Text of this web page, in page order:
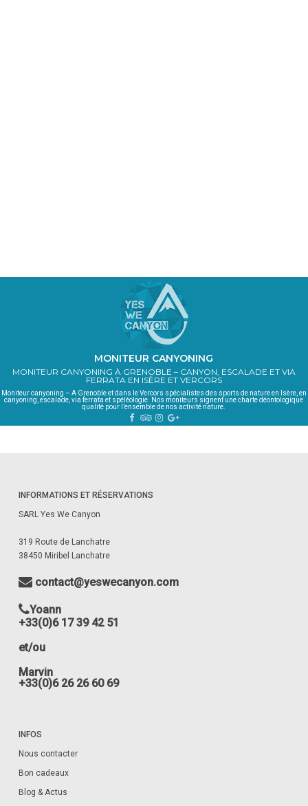
MONITEUR CANYONING
MONITEUR CANYONING À GRENOBLE – CANYON, ESCALADE ET VIA
FERRATA EN ISÈRE ET VERCORS
Moniteur canyoning – A Grenoble et dans le Vercors spécialistes des sports de nature en Isère, en
canyoning, escalade, via ferrata et spéléologie.
Nos moniteurs signent une charte déontologique
qualité pour l’ensemble de nos activité nature.
INFORMATIONS ET RÉSERVATIONS
SARL Yes We Canyon
319 Route de Lanchatre
38450 Miribel Lanchatre
contact@yeswecanyon.com
Yoann
+33(0)6 17 39 42 51
et/ou
Marvin
+33(0)6 26 26 60 69
INFOS
Nous contacter
Bon cadeaux
Blog & Actus